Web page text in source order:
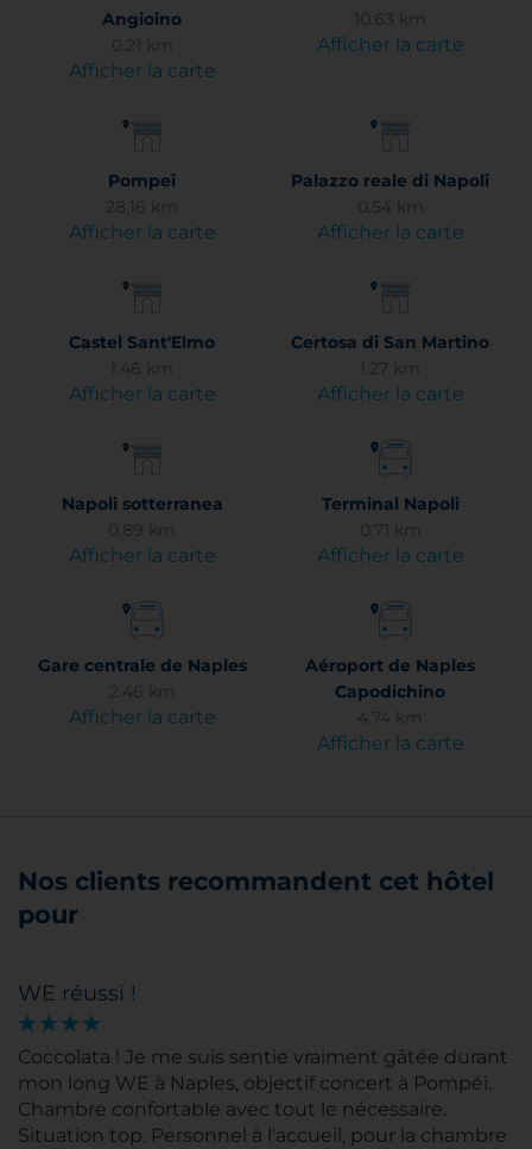
Angioino
0.21 km
Afficher la carte
10.63 km
Afficher la carte
Pompei
28.16 km
Afficher la carte
Palazzo reale di Napoli
0.54 km
Afficher la carte
Castel Sant'Elmo
1.46 km
Afficher la carte
Certosa di San Martino
1.27 km
Afficher la carte
Napoli sotterranea
0.89 km
Afficher la carte
Terminal Napoli
0.71 km
Afficher la carte
Gare centrale de Naples
2.46 km
Afficher la carte
Aéroport de Naples
Capodichino
4.74 km
Afficher la carte
Nos clients recommandent cet hôtel
pour
WE réussi !
Coccolata ! Je me suis sentie vraiment gâtée durant
mon long WE à Naples, objectif concert à Pompéi.
Chambre confortable avec tout le nécessaire.
Situation top. Personnel à l'accueil, pour la chambre